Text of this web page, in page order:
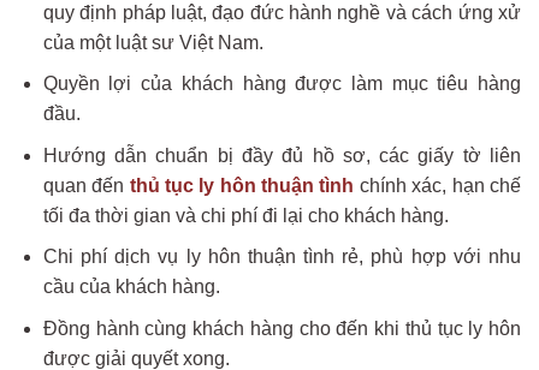
quy định pháp luật, đạo đức hành nghề và cách ứng xử
của một luật sư Việt Nam.
Quyền lợi của khách hàng được làm mục tiêu hàng
đầu.
Hướng dẫn chuẩn bị đầy đủ hồ sơ, các giấy tờ liên
quan đến thủ tục ly hôn thuận tình chính xác, hạn chế
tối đa thời gian và chi phí đi lại cho khách hàng.
Chi phí dịch vụ ly hôn thuận tình rẻ, phù hợp với nhu
cầu của khách hàng.
Đồng hành cùng khách hàng cho đến khi thủ tục ly hôn
được giải quyết xong.